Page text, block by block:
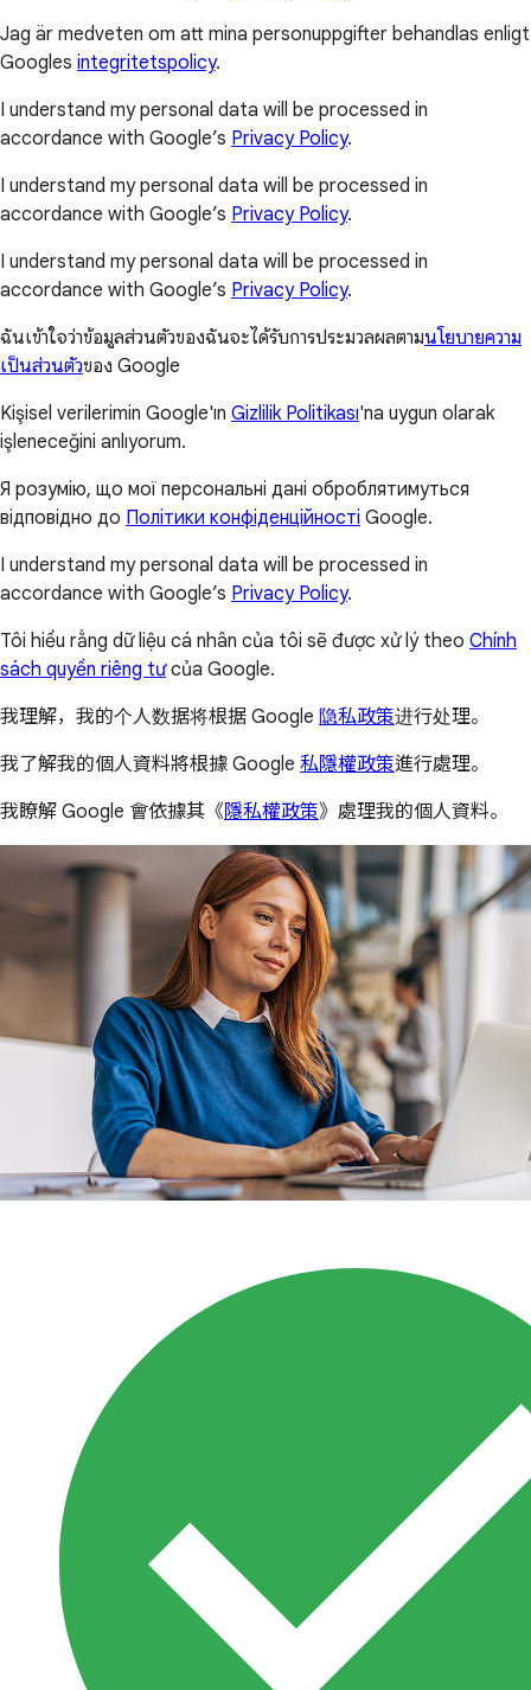
Jag är medveten om att mina personuppgifter behandlas enligt
Googles integritetspolicy.
I understand my personal data will be processed in
accordance with Google’s Privacy Policy.
I understand my personal data will be processed in
accordance with Google’s Privacy Policy.
I understand my personal data will be processed in
accordance with Google’s Privacy Policy.
ฉันเข้าใจว่าข้อมูลส่วนตัวของฉันจะได้รับการประมวลผลตามนโยบายความ
เป็นส่วนตัวของ Google
Kişisel verilerimin Google'ın Gizlilik Politikası'na uygun olarak
işleneceğini anlıyorum.
Я розумію, що мої персональні дані оброблятимуться
відповідно до Політики конфіденційності Google.
I understand my personal data will be processed in
accordance with Google’s Privacy Policy.
Tôi hiểu rằng dữ liệu cá nhân của tôi sẽ được xử lý theo Chính
sách quyền riêng tưcủa Google.
我理解，我的个人数据将根据 Google 隐私政策进行处理。
我了解我的個人資料將根據 Google 私隱權政策進行處理。
我瞭解 Google 會依據其《隱私權政策》處理我的個人資料。